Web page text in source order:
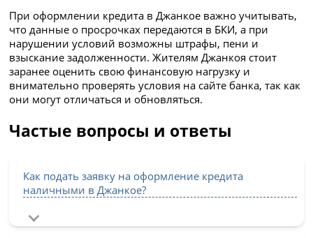
При оформлении кредита в Джанкое важно учитывать,
что данные о просрочках передаются в БКИ, а при
нарушении условий возможны штрафы, пени и
взыскание задолженности. Жителям Джанкоя стоит
заранее оценить свою финансовую нагрузку и
внимательно проверять условия на сайте банка, так как
они могут отличаться и обновляться.
Частые вопросы и ответы
Как подать заявку на оформление кредита
наличными в Джанкое?